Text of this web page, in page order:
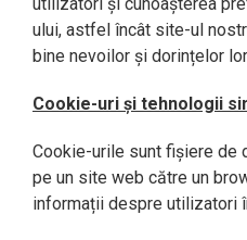
ului, astfel încât site-ul
bine nevoilor și dorințelor
Cookie-uri și tehnologii
Cookie-urile sunt fișiere de
pe un site web către un
informații despre utilizatori